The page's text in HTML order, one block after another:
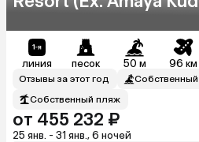
линия песок 50 м 96 км
Отзывы за этот год
Собственный пляж
от 455 232 ₽
25 янв. - 31 янв., 6 ночей